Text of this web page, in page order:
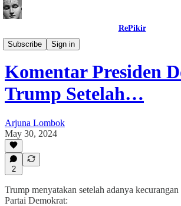
RePikir
Subscribe
Sign in
Buletin
Komentar Presiden
Trump Setelah…
Arjuna Lombok
May 30, 2024
2
Trump menyatakan setelah adanya
Partai Demokrat: